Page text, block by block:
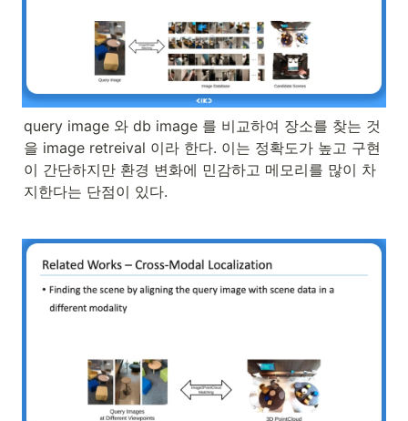
query image 와 db image 를 비교하여 장소를 찾는 것
을 image retreival 이라 한다. 이는 정확도가 높고 구현
이 간단하지만 환경 변화에 민감하고 메모리를 많이 차
지한다는 단점이 있다.